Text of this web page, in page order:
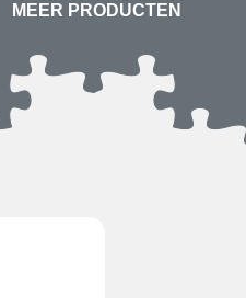
MEER PRODUCTEN